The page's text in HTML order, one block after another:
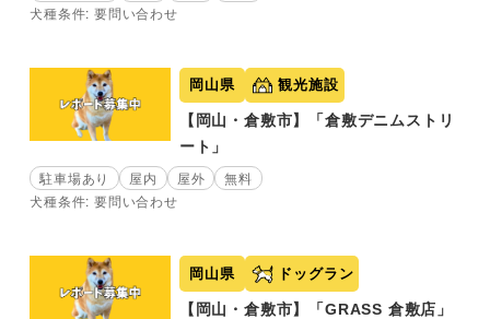
犬種条件: 要問い合わせ
岡山県 観光施設
【岡山・倉敷市】「倉敷デニムストリ
ート」
駐車場あり 屋内 屋外
無料
犬種条件: 要問い合わせ
岡山県 ドッグラン
【岡山・倉敷市】「GRASS 倉敷店」